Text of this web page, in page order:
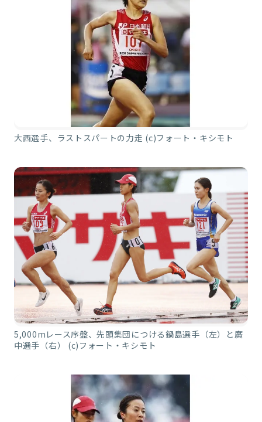
大西選手、ラストスパートの力走 (c)フォート・キシモト
5,000mレース序盤、先頭集団につける鍋島選手（左）と廣
中選手（右） (c)フォート・キシモト